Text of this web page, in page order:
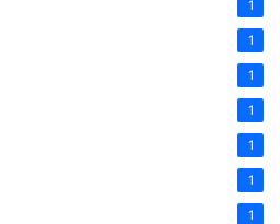
1
1
1
1
1
1
1